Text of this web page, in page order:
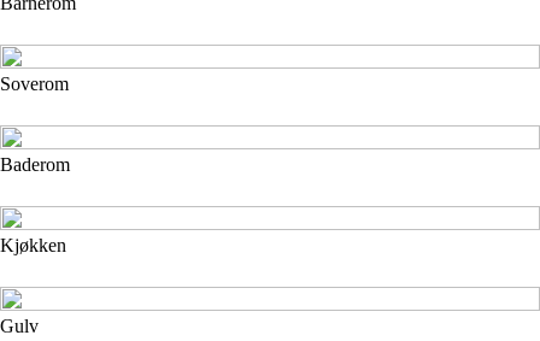
Soverom
Baderom
Kjøkken
Gulv